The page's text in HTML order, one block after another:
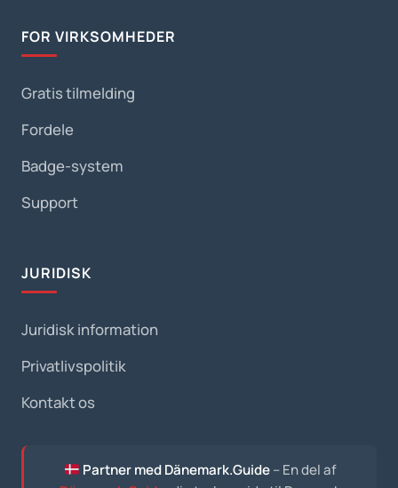
FOR VIRKSOMHEDER
Gratis tilmelding
Fordele
Badge-system
Support
JURIDISK
Juridisk information
Privatlivspolitik
Kontakt os
Partner med Dänemark.Guide– En del af